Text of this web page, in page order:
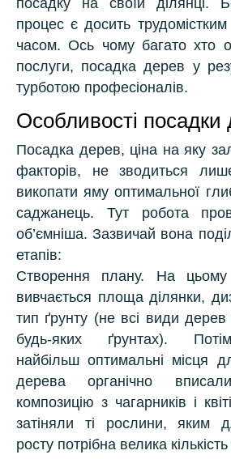
посадку на своїй ділянці.
процес є досить
часом. Ось чому багато хто
послуги, посадка дерев у
турботою професіоналів.
Особливості посадки
Посадка дерев, ціна на яку
факторів, не зводиться
викопати яму оптимальної
саджанець. Тут робота
об’ємніша. Зазвичай вона
етапів:
Створення плану. На цьому
вивчається площа ділянки,
тип ґрунту (не всі види
будь-яких ґрунтах).
найбільш оптимальні місця
дерева органічно
композицію з чагарників і
затіняли ті рослини, яким
росту потрібна велика кількість